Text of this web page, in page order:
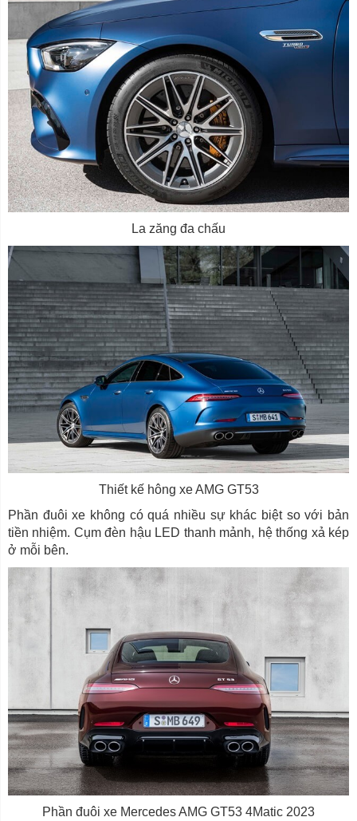
La zăng đa chấu
Thiết kế hông xe AMG GT53
Phần đuôi xe không có quá nhiều sự khác biệt so với bản
tiền nhiệm. Cụm đèn hậu LED thanh mảnh, hệ thống xả kép
ở mỗi bên.
Phần đuôi xe Mercedes AMG GT53 4Matic 2023